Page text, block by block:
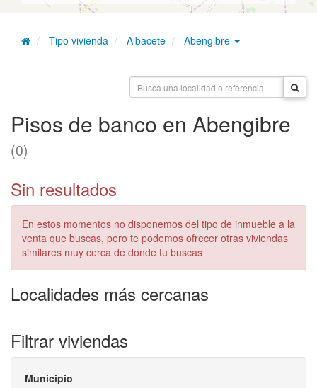
Tipo vivienda Albacete Abengibre
Pisos de banco en Abengibre
(0)
Sin resultados
En estos momentos no disponemos del tipo de inmueble a la
venta que buscas, pero te podemos ofrecer otras viviendas
similares muy cerca de donde tu buscas
Localidades más cercanas
Filtrar viviendas
Municipio